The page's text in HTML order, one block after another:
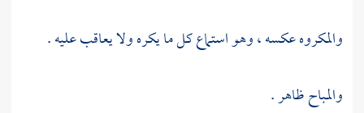
والمكروه عكسه ، وهو استماع كل ما يكره ولا يعاقب عليه .
والمباح ظاهر .